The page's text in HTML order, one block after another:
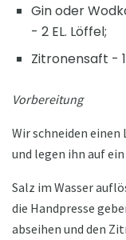
Gin oder
- 2 EL. Löffel;
Zitronensaft - 1
Vorbereitung
Wir schneiden
und legen ihn auf
Salz im Wasser
die Handpresse
abseihen und den